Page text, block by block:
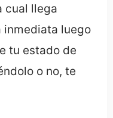
cual llega
inmediata luego
tu estado de
o no, te